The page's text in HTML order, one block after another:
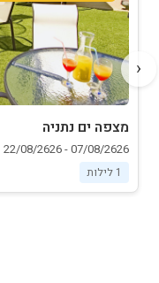
מצפה ים נתניה
07/08/2626 - 22/08/2626
1 לילות
‹